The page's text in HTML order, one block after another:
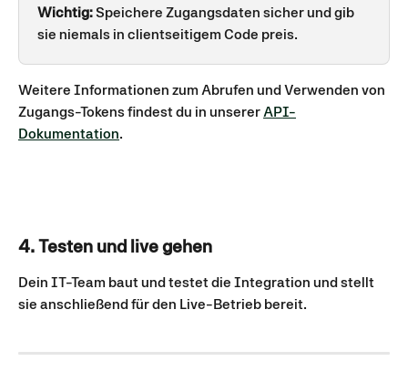
Wichtig: Speichere Zugangsdaten sicher und gib
sie niemals in clientseitigem Code preis.
Weitere Informationen zum Abrufen und Verwenden von
Zugangs-Tokens findest du in unserer API-
Dokumentation.
4. Testen und live gehen
Dein IT-Team baut und testet die Integration und stellt
sie anschließend für den Live-Betrieb bereit.